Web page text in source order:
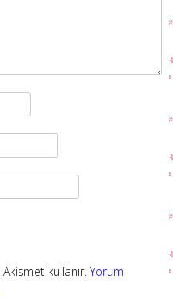
kullanır. Yorum